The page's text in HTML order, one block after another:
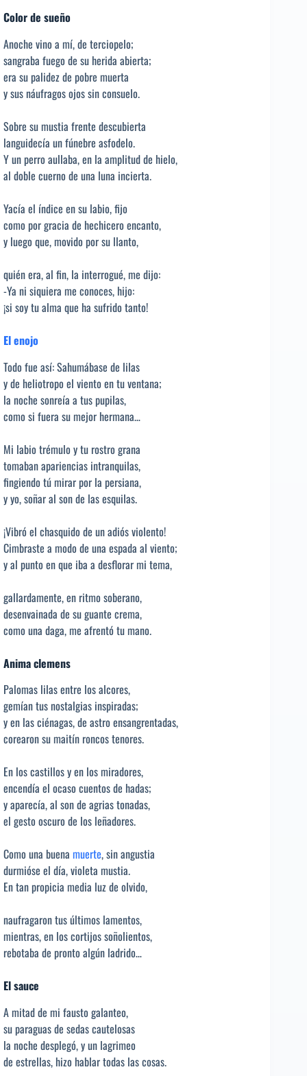
Color de sueño
Anoche vino a mí, de terciopelo;
sangraba fuego de su herida abierta;
era su palidez de pobre muerta
y sus náufragos ojos sin consuelo.
Sobre su mustia frente descubierta
languidecía un fúnebre asfodelo.
Y un perro aullaba, en la amplitud de hielo,
al doble cuerno de una luna incierta.
Yacía el índice en su labio, fijo
como por gracia de hechicero encanto,
y luego que, movido por su llanto,
quién era, al fin, la interrogué, me dijo:
-Ya ni siquiera me conoces, hijo:
¡si soy tu alma que ha sufrido tanto!
El enojo
Todo fue así: Sahumábase de lilas
y de heliotropo el viento en tu ventana;
la noche sonreía a tus pupilas,
como si fuera su mejor hermana…
Mi labio trémulo y tu rostro grana
tomaban apariencias intranquilas,
fingiendo tú mirar por la persiana,
y yo, soñar al son de las esquilas.
¡Vibró el chasquido de un adiós violento!
Cimbraste a modo de una espada al viento;
y al punto en que iba a desflorar mi tema,
gallardamente, en ritmo soberano,
desenvainada de su guante crema,
como una daga, me afrentó tu mano.
Anima clemens
Palomas lilas entre los alcores,
gemían tus nostalgias inspiradas;
y en las ciénagas, de astro ensangrentadas,
corearon su maitín roncos tenores.
En los castillos y en los miradores,
encendía el ocaso cuentos de hadas;
y aparecía, al son de agrias tonadas,
el gesto oscuro de los leñadores.
Como una buena muerte, sin angustia
durmióse el día, violeta mustia.
En tan propicia media luz de olvido,
naufragaron tus últimos lamentos,
mientras, en los cortijos soñolientos,
rebotaba de pronto algún ladrido…
El sauce
A mitad de mi fausto galanteo,
su paraguas de sedas cautelosas
la noche desplegó, y un lagrimeo
de estrellas, hizo hablar todas las cosas.